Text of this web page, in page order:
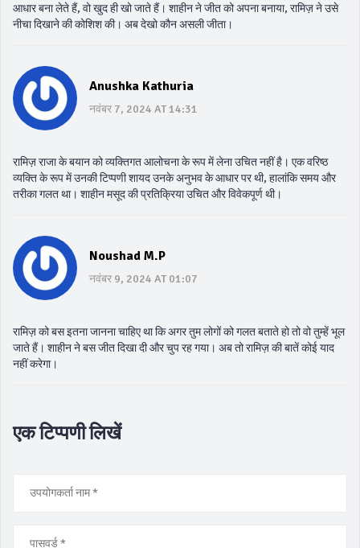
आधार बना लेते हैं, वो खुद ही खो जाते हैं। शाहीन ने जीत को अपना बनाया, रामिज़ ने उसे
नीचा दिखाने की कोशिश की। अब देखो कौन असली जीता।
Anushka Kathuria
नवंबर 7, 2024 AT 14:31
रामिज़ राजा के बयान को व्यक्तिगत आलोचना के रूप में लेना उचित नहीं है। एक वरिष्ठ
व्यक्ति के रूप में उनकी टिप्पणी शायद उनके अनुभव के आधार पर थी, हालांकि समय और
तरीका गलत था। शाहीन मसूद की प्रतिक्रिया उचित और विवेकपूर्ण थी।
Noushad M.P
नवंबर 9, 2024 AT 01:07
रामिज़ को बस इतना जानना चाहिए था कि अगर तुम लोगों को गलत बताते हो तो वो तुम्हें भूल
जाते हैं। शाहीन ने बस जीत दिखा दी और चुप रह गया। अब तो रामिज़ की बातें कोई याद
नहीं करेगा।
एक टिप्पणी लिखें